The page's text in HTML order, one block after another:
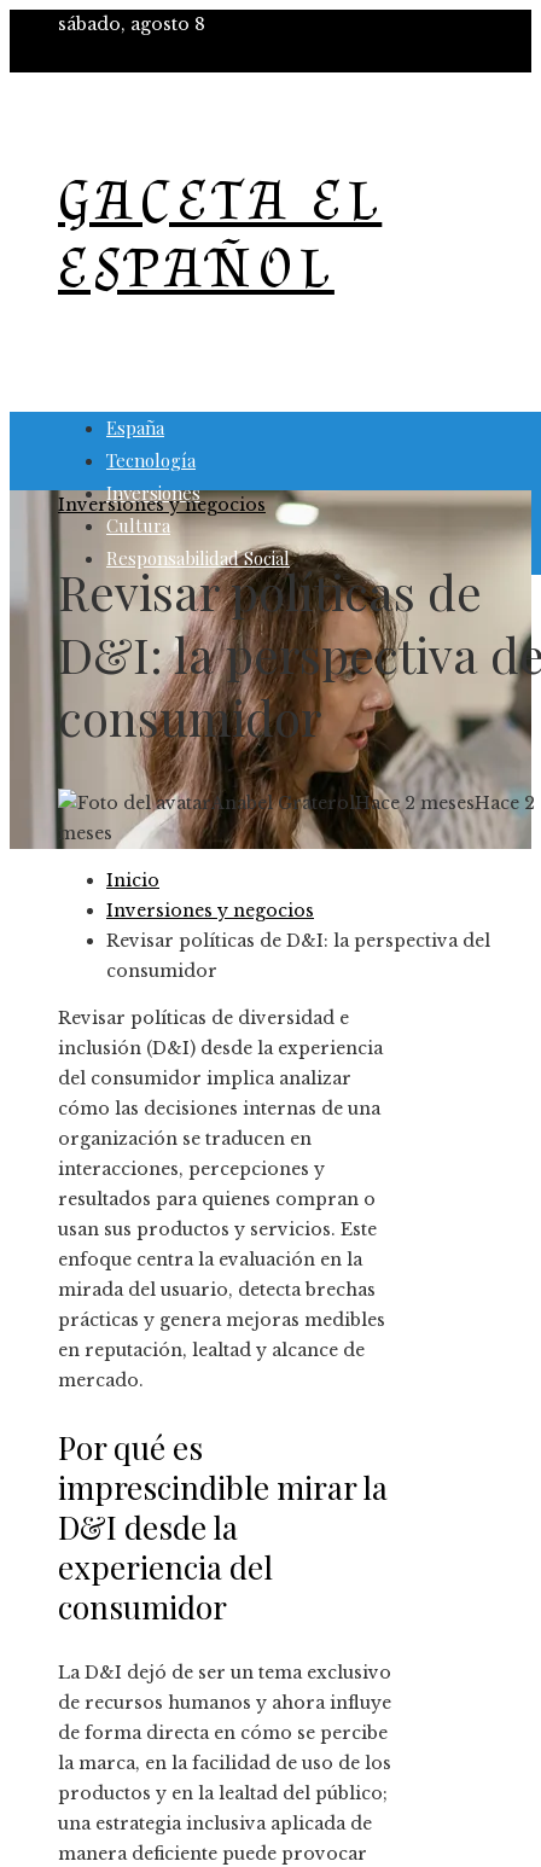
sábado, agosto 8
GACETA EL
ESPAÑOL
España
Tecnología
Inversiones
Cultura
Responsabilidad Social
Inversiones y negocios
Revisar políticas de
D&I: la perspectiva
consumidor
Anabel GraterolHace 2 mesesHace 2
meses
Inicio
Inversiones y negocios
Revisar políticas de D&I: la perspectiva del
consumidor
Revisar políticas de diversidad e
inclusión (D&I) desde la experiencia
del consumidor implica analizar
cómo las decisiones internas de una
organización se traducen en
interacciones, percepciones y
resultados para quienes compran o
usan sus productos y servicios. Este
enfoque centra la evaluación en la
mirada del usuario, detecta brechas
prácticas y genera mejoras medibles
en reputación, lealtad y alcance de
mercado.
Por qué es
imprescindible mirar la
D&I desde la
experiencia del
consumidor
La D&I dejó de ser un tema exclusivo
de recursos humanos y ahora influye
de forma directa en cómo se percibe
la marca, en la facilidad de uso de los
productos y en la lealtad del público;
una estrategia inclusiva aplicada de
manera deficiente puede provocar